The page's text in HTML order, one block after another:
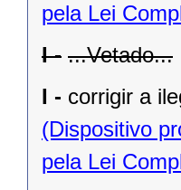
pela Lei
I - ...Vetado...
I - corrigir a
(Dispositivo
pela Lei